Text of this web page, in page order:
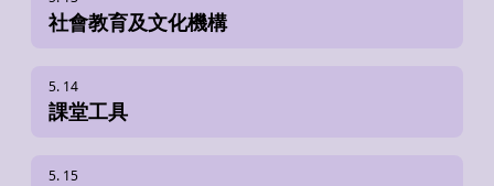
社會教育及文化機構
課堂工具